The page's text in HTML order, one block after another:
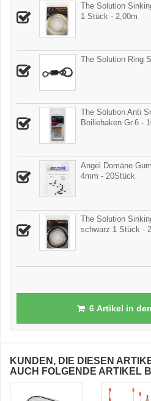
The Solution
1 Stück - 2,00m
The Solution Ring
The Solution Anti
Boiliehaken Gr.6 -
Angel Domäne
4mm - 20Stück
The Solution
schwarz 1 Stück -
6Artikel in
KUNDEN, DIE DIESEN
AUCH FOLGENDE ARTIKEL